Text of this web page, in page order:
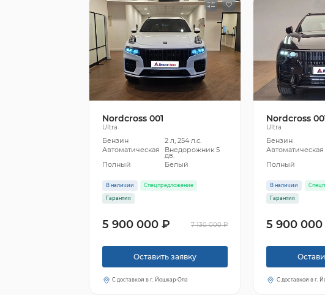
Nordcross 001
Ultra
Бензин
2 л, 254 л.с.
Автоматическая
Внедорожник 5
дв.
Полный
Белый
В наличии Спецпредложение
Гарантия
5 900 000 ₽ 7 130 000 ₽
Оставить заявку
С доставкой в г. Йошкар-Ола
Nordcross
Ultra
Бензин
Автоматическая
Полный
В наличии
Гарантия
5 900
С доставкой в г.